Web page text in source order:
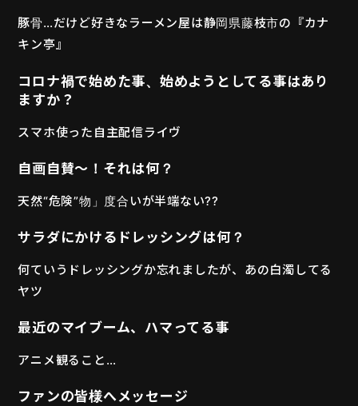
豚骨…だけど好きなラーメン屋は静岡県藤枝市の『カナ
キン亭』
コロナ禍で始めた事、始めようとしてる事はあり
ますか？
スマホ使った自主配信ライヴ
自画自賛〜！それは何？
天然“危険”物」度合いが半端ない??
サラダにかけるドレッシングは何？
何ていうドレッシングか忘れましたが、あの白濁してる
ヤツ
最近のマイブーム、ハマってる事
アニメ観ること…
ファンの皆様へメッセージ